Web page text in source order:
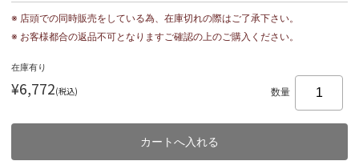
※ 店頭での同時販売をしている為、在庫切れの際はご了承下さい。
※ お客様都合の返品不可となりますご確認の上のご購入ください。
在庫有り
¥6,772(税込) 数量